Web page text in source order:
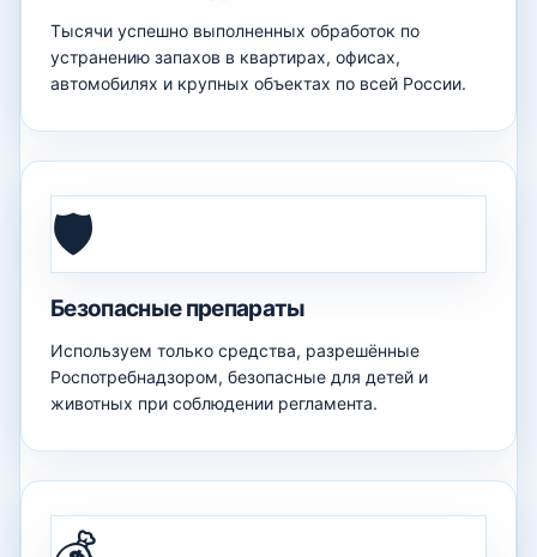
Тысячи успешно выполненных обработок по
устранению запахов в квартирах, офисах,
автомобилях и крупных объектах по всей России.
🛡️
Безопасные препараты
Используем только средства, разрешённые
Роспотребнадзором, безопасные для детей и
животных при соблюдении регламента.